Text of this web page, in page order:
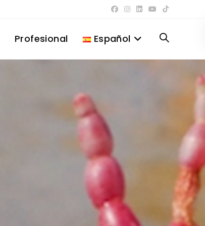
Profesional Español Alternar
web